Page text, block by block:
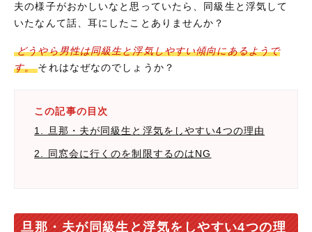
夫の様子がおかしいなと思っていたら、同級生と浮気して
いたなんて話、耳にしたことありませんか？
どうやら男性は同級生と浮気しやすい傾向にあるようで
す。 それはなぜなのでしょうか？
この記事の目次
1. 旦那・夫が同級生と浮気をしやすい4つの理由
2. 同窓会に行くのを制限するのはNG
旦那・夫が同級生と浮気をしやすい4つの理